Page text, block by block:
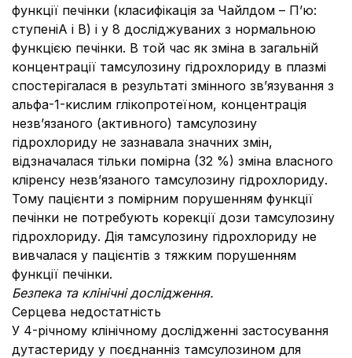
функції печінки (класифікація за Чайлдом – П’ю:
ступеніA і B) і у 8 досліджуваних з нормальною
функцією печінки. В той час як зміна в загальній
концентрації тамсулозину гідрохлориду в плазмі
спостерігалася в результаті змінного зв’язування з
альфа-1-кислим глікопротеїном, концентрація
незв’язаного (активного) тамсулозину
гідрохлориду не зазнавала значних змін,
відзначалася тільки помірна (32 %) зміна власного
кліренсу незв’язаного тамсулозину гідрохлориду.
Тому пацієнти з помірним порушенням функції
печінки не потребують корекції дози тамсулозину
гідрохлориду. Дія тамсулозину гідрохлориду не
вивчалася у пацієнтів з тяжким порушенням
функції печінки.
Безпека та клінічні дослідження.
Серцева недостатність
У 4-річному клінічному дослідженні застосування
дутастериду у поєднанніз тамсулозином для